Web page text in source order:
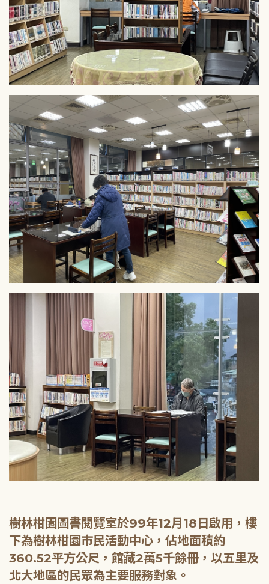
樹林柑園圖書閱覽室於99年12月18日啟用，樓
下為樹林柑園市民活動中心，佔地面積約
360.52平方公尺，館藏2萬5千餘冊，以五里及
北大地區的民眾為主要服務對象。